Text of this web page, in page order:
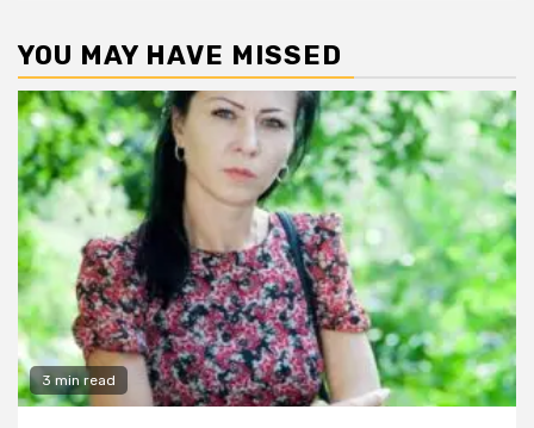
YOU MAY HAVE MISSED
3 min read